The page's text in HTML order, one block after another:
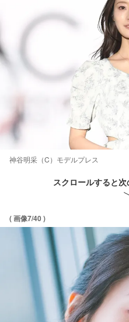
神谷明采（C）モデルプレス
スクロールすると
( 画像7/40 )